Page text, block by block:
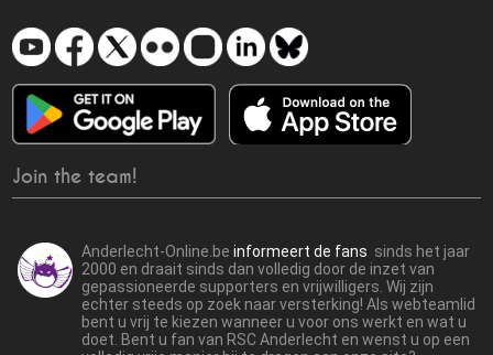
Join the team!
Anderlecht-Online.beinformeert de fans sinds het jaar
2000 en draait sinds dan volledig door de inzet van
gepassioneerde supporters en vrijwilligers. Wij zijn
echter steeds op zoek naar versterking! Als webteamlid
bent u vrij te kiezen wanneer u voor ons werkt en wat u
doet. Bent u fan van RSC Anderlecht en wenst u op een